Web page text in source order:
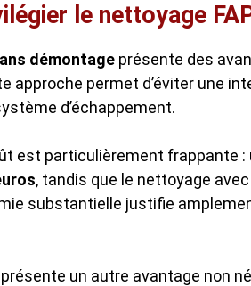
le nettoyage
démontage présente des
approche permet d’éviter une
d’échappement.
est particulièrement frappante :
, tandis que le nettoyage
substantielle justifie
un autre avantage non